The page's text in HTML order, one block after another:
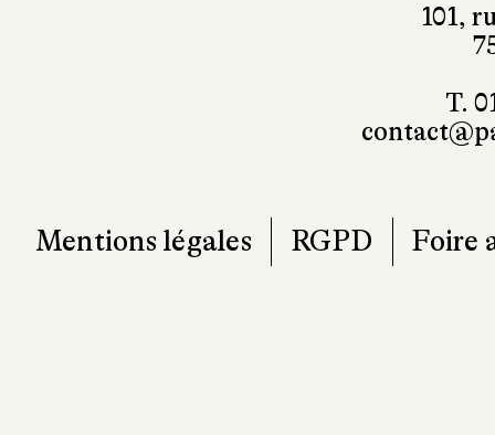
101,
T.
Mentions légales RGPD Foire